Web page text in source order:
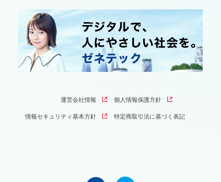
運営会社情報 個人情報保護方針
情報セキュリティ基本方針 特定商取引法に基づく表記